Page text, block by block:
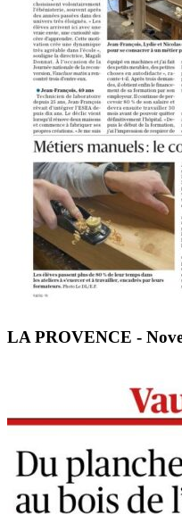
LA PROVENCE -